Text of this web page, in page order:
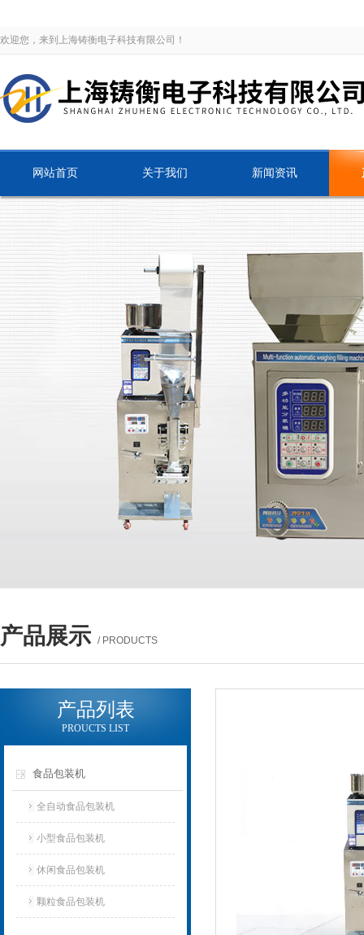
欢迎您，来到上海铸衡电子科技有限公司！
网站首页 关于我们 新闻资讯
产品展示 / PRODUCTS
产品列表
PROUCTS LIST
食品包装机
全自动食品包装机
小型食品包装机
休闲食品包装机
颗粒食品包装机